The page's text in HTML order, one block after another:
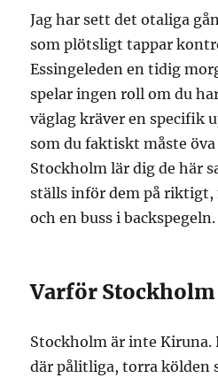
Jag har sett det otaliga
som plötsligt tappar
Essingeleden en tidig
spelar ingen roll om du
väglag kräver en specifik
som du faktiskt måste
Stockholm lär dig de här
ställs inför dem på riktigt,
och en buss i backspegeln.
Varför
Stockholm är inte Kiruna.
där pålitliga, torra kölden